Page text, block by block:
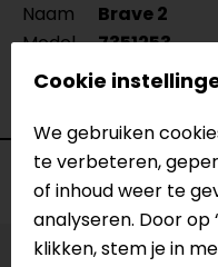
Naam
Brave 2
Model
7351253
Merk
Falco
Voorraad
Cookie
We gebruiken
te verbeteren,
of inhoud weer te
analyseren. Door op
klikken, stem je in